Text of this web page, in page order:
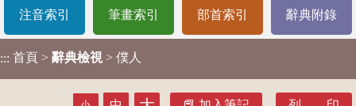
注音索引 筆畫索引 部首索引 辭典附錄
::: 首頁 > 辭典檢視 > 僕人